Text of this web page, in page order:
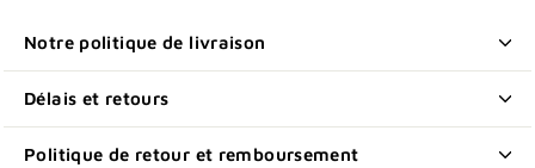
Notre politique de livraison
Délais et retours
Politique de retour et remboursement